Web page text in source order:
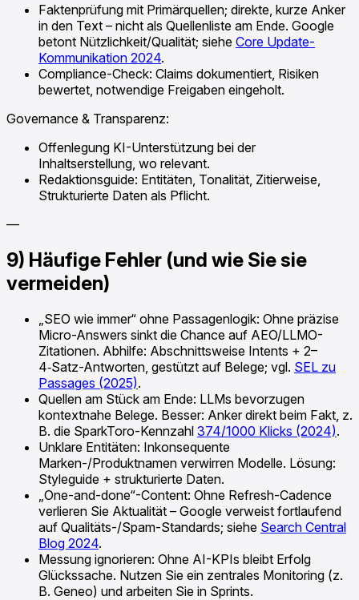
Faktenprüfung mit Primärquellen; direkte, kurze Anker
in den Text – nicht als Quellenliste am Ende. Google
betont Nützlichkeit/Qualität; siehe Core Update-
Kommunikation 2024.
Compliance-Check: Claims dokumentiert, Risiken
bewertet, notwendige Freigaben eingeholt.
Governance & Transparenz:
Offenlegung KI-Unterstützung bei der
Inhaltserstellung, wo relevant.
Redaktionsguide: Entitäten, Tonalität, Zitierweise,
Strukturierte Daten als Pflicht.
—
9) Häufige Fehler (und wie Sie sie
vermeiden)
„SEO wie immer“ ohne Passagenlogik: Ohne präzise
Micro-Answers sinkt die Chance auf AEO/LLMO-
Zitationen. Abhilfe: Abschnittsweise Intents + 2–
4‑Satz-Antworten, gestützt auf Belege; vgl. SEL zu
Passages (2025).
Quellen am Stück am Ende: LLMs bevorzugen
kontextnahe Belege. Besser: Anker direkt beim Fakt, z.
B. die SparkToro-Kennzahl 374/1000 Klicks (2024).
Unklare Entitäten: Inkonsequente
Marken-/Produktnamen verwirren Modelle. Lösung:
Styleguide + strukturierte Daten.
„One-and-done“-Content: Ohne Refresh-Cadence
verlieren Sie Aktualität – Google verweist fortlaufend
auf Qualitäts-/Spam-Standards; siehe Search Central
Blog 2024.
Messung ignorieren: Ohne AI-KPIs bleibt Erfolg
Glückssache. Nutzen Sie ein zentrales Monitoring (z.
B. Geneo) und arbeiten Sie in Sprints.